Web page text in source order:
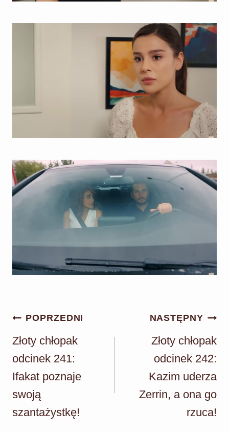
Nawigacja
wpisu
POPRZEDNI
Złoty chłopak
odcinek 241:
Ifakat poznaje
swoją
szantażystkę!
NASTĘPNY
Złoty chłopak
odcinek 242:
Kazim uderza
Zerrin, a ona go
rzuca!